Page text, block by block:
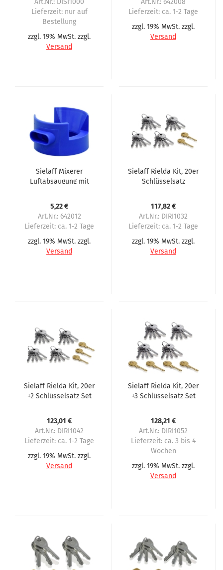
Art.Nr.: DISI1000
Lieferzeit: nur auf
Bestellung
zzgl. 19% MwSt. zzgl.
Versand
Art.Nr.: 642008
Lieferzeit: ca. 1-2 Tage
zzgl. 19% MwSt. zzgl.
Versand
Sielaff Mixerer
Luftabsaugung mit
5,22 €
Art.Nr.: 642012
Lieferzeit: ca. 1-2 Tage
zzgl. 19% MwSt. zzgl.
Versand
Sielaff Rielda Kit, 20er
Schlüsselsatz
117,82 €
Art.Nr.: DIRI1032
Lieferzeit: ca. 1-2 Tage
zzgl. 19% MwSt. zzgl.
Versand
Sielaff Rielda Kit, 20er
+2 Schlüsselsatz Set
123,01 €
Art.Nr.: DIRI1042
Lieferzeit: ca. 1-2 Tage
zzgl. 19% MwSt. zzgl.
Versand
Sielaff Rielda Kit, 20er
+3 Schlüsselsatz Set
128,21 €
Art.Nr.: DIRI1052
Lieferzeit: ca. 3 bis 4
Wochen
zzgl. 19% MwSt. zzgl.
Versand